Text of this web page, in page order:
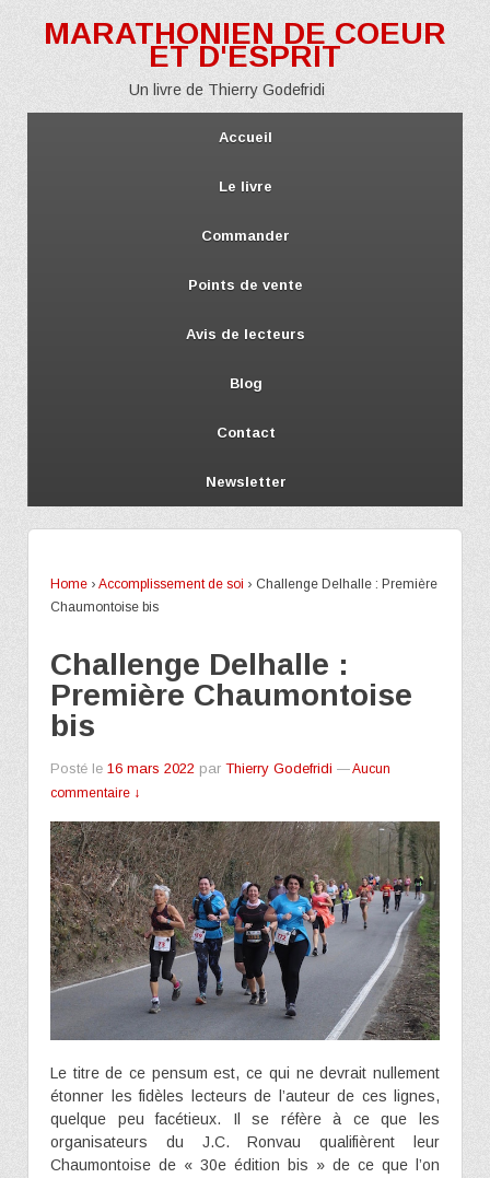
MARATHONIEN DE COEUR
ET D'ESPRIT
Un livre de Thierry Godefridi
Accueil
Le livre
Commander
Points de vente
Avis de lecteurs
Blog
Contact
Newsletter
Home › Accomplissement de soi › Challenge Delhalle : Première
Chaumontoise bis
Challenge Delhalle :
Première Chaumontoise
bis
Posté le 16 mars 2022 par Thierry Godefridi —Aucun
commentaire ↓
Le titre de ce pensum est, ce qui ne devrait nullement
étonner les fidèles lecteurs de l’auteur de ces lignes,
quelque peu facétieux. Il se réfère à ce que les
organisateurs du J.C. Ronvau qualifièrent leur
Chaumontoise de « 30e édition bis » de ce que l’on